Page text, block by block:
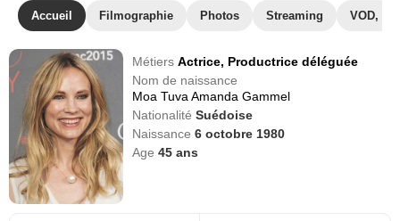
Accueil Filmographie Photos Streaming VOD,
MétiersActrice, Productrice déléguée
Nom de naissance
Moa Tuva Amanda Gammel
NationalitéSuédoise
Naissance6 octobre 1980
Age45 ans